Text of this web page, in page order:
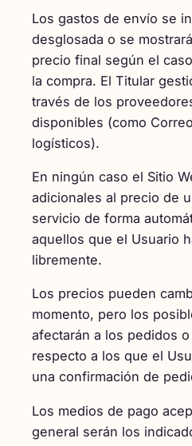
Los gastos de envío se
desglosada o se
precio final según el
la compra. El Titular
través de los
disponibles (como
logísticos).
En ningún caso el Sitio
adicionales al precio de
servicio de forma
aquellos que el Usuario
libremente.
Los precios pueden
momento, pero los
afectarán a los pedidos
respecto a los que el
una confirmación de
Los medios de pago
general serán los